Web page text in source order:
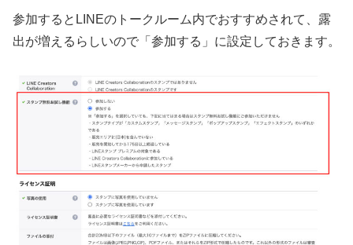
参加するとLINEのトークルーム内でおすすめされて、露
出が増えるらしいので「参加する」に設定しておきます。